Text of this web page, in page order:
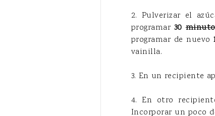
2. Pulverizar el
programar 30
programar de nuevo
vainilla.
3. En un recipiente
4. En otro
Incorporar un poco